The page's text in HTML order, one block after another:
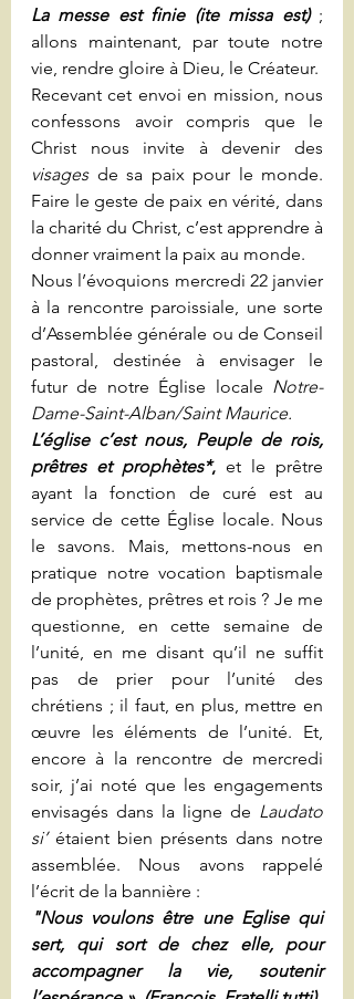
La messe est finie (ite missa est) ;
allons maintenant, par toute notre
vie, rendre gloire à Dieu, le Créateur.
Recevant cet envoi en mission, nous
confessons avoir compris que le
visages de sa paix pour le monde.
Faire le geste de paix en vérité, dans
la charité du Christ, c’est apprendre à
donner vraiment la paix au monde.
Nous l’évoquions mercredi 22 janvier
à la rencontre paroissiale, une sorte
d’Assemblée générale ou de Conseil
pastoral, destinée à envisager le
futur de notre Église locale Notre-
Dame-Saint-Alban/Saint Maurice.
L’église c’est nous, Peuple de rois,
prêtres et prophètes*, et le prêtre
ayant la fonction de curé est au
service de cette Église locale. Nous
le savons. Mais, mettons-nous en
pratique notre vocation baptismale
de prophètes, prêtres et rois ? Je me
questionne, en cette semaine de
l’unité, en me disant qu’il ne suffit
pas de prier pour l’unité des
chrétiens ; il faut, en plus, mettre en
œuvre les éléments de l’unité. Et,
encore à la rencontre de mercredi
soir, j’ai noté que les engagements
envisagés dans la ligne de Laudato
si’ étaient bien présents dans notre
assemblée. Nous avons rappelé
l’écrit de la bannière :
"Nous voulons être une Eglise qui
sert, qui sort de chez elle, pour
accompagner la vie, soutenir